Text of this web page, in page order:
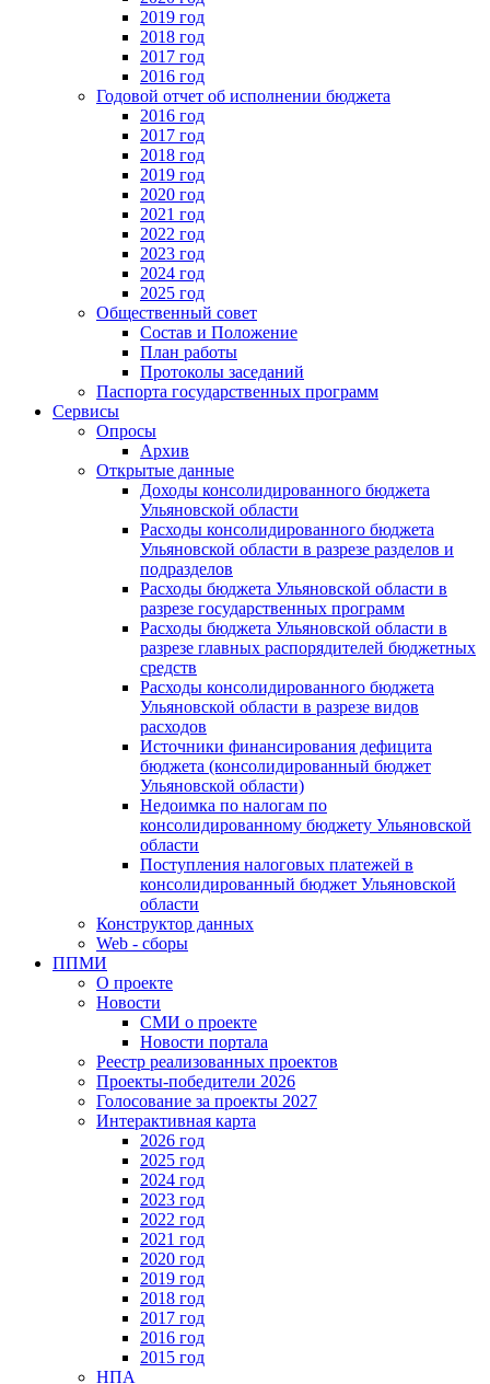
2019 год
2018 год
2017 год
2016 год
Годовой отчет об исполнении бюджета
2016 год
2017 год
2018 год
2019 год
2020 год
2021 год
2022 год
2023 год
2024 год
2025 год
Общественный совет
Состав и Положение
План работы
Протоколы заседаний
Паспорта государственных программ
Сервисы
Опросы
Архив
Открытые данные
Доходы консолидированного бюджета
Ульяновской области
Расходы консолидированного бюджета
Ульяновской области в разрезе разделов и
подразделов
Расходы бюджета Ульяновской области в
разрезе государственных программ
Расходы бюджета Ульяновской области в
разрезе главных распорядителей бюджетных
средств
Расходы консолидированного бюджета
Ульяновской области в разрезе видов
расходов
Источники финансирования дефицита
бюджета (консолидированный бюджет
Ульяновской области)
Недоимка по налогам по
консолидированному бюджету Ульяновской
области
Поступления налоговых платежей в
консолидированный бюджет Ульяновской
области
Конструктор данных
Web - сборы
ППМИ
О проекте
Новости
СМИ о проекте
Новости портала
Реестр реализованных проектов
Проекты-победители 2026
Голосование за проекты 2027
Интерактивная карта
2026 год
2025 год
2024 год
2023 год
2022 год
2021 год
2020 год
2019 год
2018 год
2017 год
2016 год
2015 год
НПА